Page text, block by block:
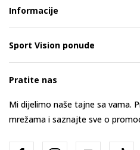
Informacije
Sport Vision ponude
Pratite nas
Mi dijelimo naše tajne sa vama.
mrežama i saznajte sve o